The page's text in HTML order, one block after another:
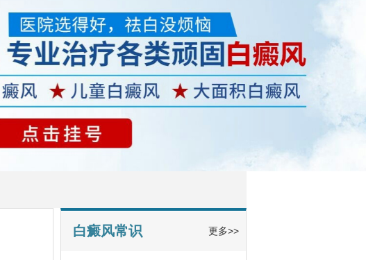
白癜风常识 更多>>
【健康指南】深圳中医白癜
风医院[三强公... [详细]